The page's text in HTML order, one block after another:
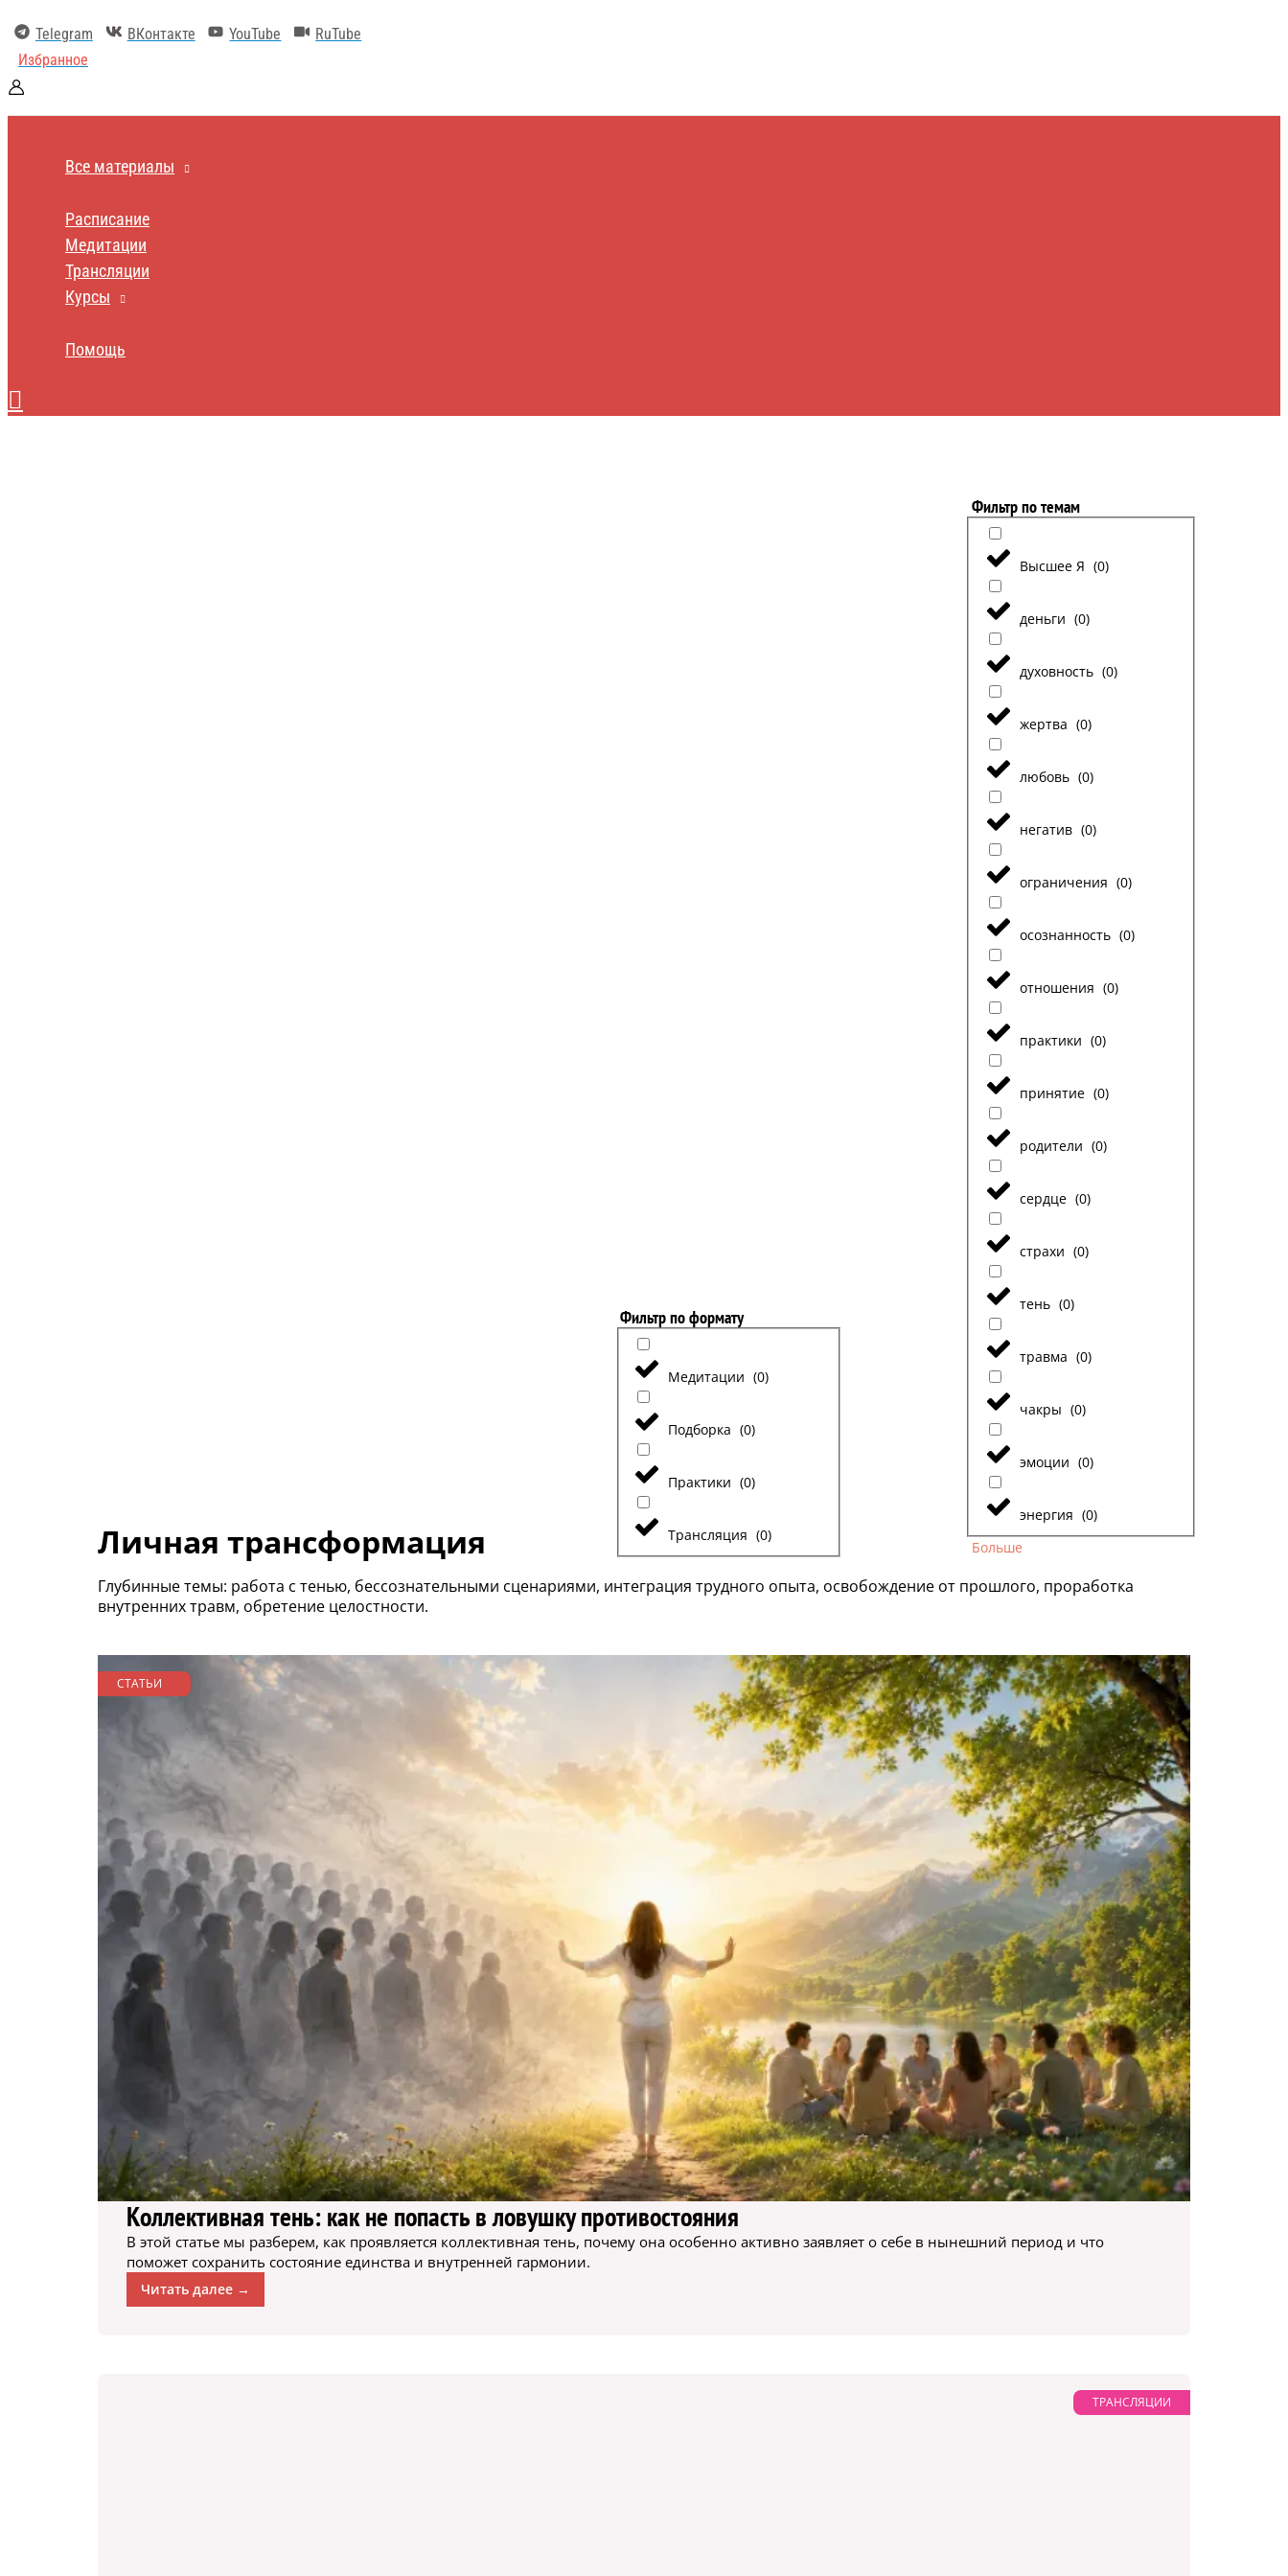
содержимому
Telegram ВКонтакте YouTube
RuTube
Избранное
Все материалы
Расписание
Медитации
Трансляции
Курсы
Помощь
Поиск
Личная трансформация
Фильтр по формату
Медитации (0)
Подборка (0)
Практики (0)
Трансляция (0)
Фильтр по темам
Высшее Я (0)
деньги (0)
духовность (0)
жертва (0)
любовь (0)
негатив (0)
ограничения (0)
осознанность (0)
отношения (0)
практики (0)
принятие (0)
родители (0)
сердце (0)
страхи (0)
тень (0)
травма (0)
чакры (0)
эмоции (0)
энергия (0)
Больше
Глубинные темы: работа с тенью, бессознательными сценариями, интеграция трудного опыта, освобождение от прошлого, проработка
внутренних травм, обретение целостности.
СТАТЬИ
Коллективная тень: как не попасть в ловушку противостояния
В этой статье мы разберем, как проявляется коллективная тень, почему она особенно активно заявляет о себе в нынешний период и что
поможет сохранить состояние единства и внутренней гармонии.
Читать далее →
ТРАНСЛЯЦИИ